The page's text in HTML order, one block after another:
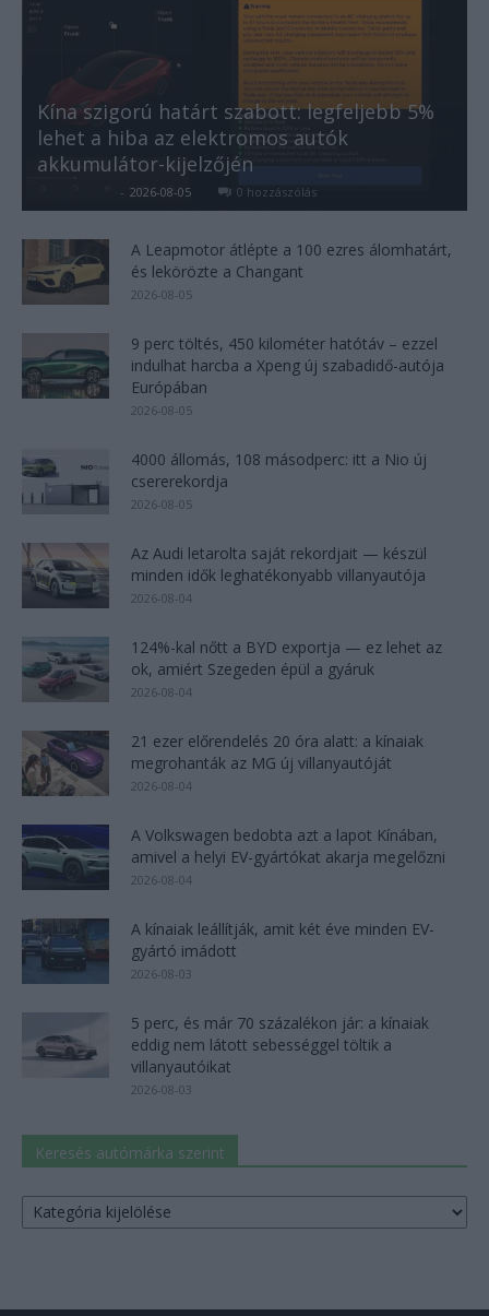
Kína szigorú határt szabott: legfeljebb 5%
lehet a hiba az elektromos autók
akkumulátor-kijelzőjén
- 2026-08-05 0 hozzászólás
A Leapmotor átlépte a 100 ezres álomhatárt,
és lekörözte a Changant
2026-08-05
9 perc töltés, 450 kilométer hatótáv – ezzel
indulhat harcba a Xpeng új szabadidő-autója
Európában
2026-08-05
4000 állomás, 108 másodperc: itt a Nio új
csererekordja
2026-08-05
Az Audi letarolta saját rekordjait — készül
minden idők leghatékonyabb villanyautója
2026-08-04
124%-kal nőtt a BYD exportja — ez lehet az
ok, amiért Szegeden épül a gyáruk
2026-08-04
21 ezer előrendelés 20 óra alatt: a kínaiak
megrohanták az MG új villanyautóját
2026-08-04
A Volkswagen bedobta azt a lapot Kínában,
amivel a helyi EV-gyártókat akarja megelőzni
2026-08-04
A kínaiak leállítják, amit két éve minden EV-
gyártó imádott
2026-08-03
5 perc, és már 70 százalékon jár: a kínaiak
eddig nem látott sebességgel töltik a
villanyautóikat
2026-08-03
Keresés autómárka szerint
Keresés
autómárka